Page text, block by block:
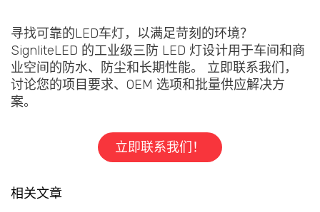
寻找可靠的LED车灯，以满足苛刻的环境？
SignliteLED 的工业级三防 LED 灯设计用于车间和商
业空间的防水、防尘和长期性能。 立即联系我们，
讨论您的项目要求、OEM 选项和批量供应解决方
案。
立即联系我们！
相关文章